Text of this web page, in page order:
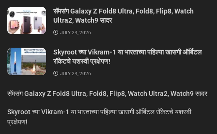
सॅमसंग Galaxy Z Fold8 Ultra, Fold8, Flip8, Watch
Ultra2, Watch9 सादर
JULY 24, 2026
Skyroot च्या Vikram-1 या भारताच्या पहिल्या खासगी ऑर्बिटल
रॉकेटचे यशस्वी प्रक्षेपण!
JULY 24, 2026
सॅमसंग Galaxy Z Fold8 Ultra, Fold8, Flip8, Watch Ultra2, Watch9 सादर
Skyroot च्या Vikram-1 या भारताच्या पहिल्या खासगी ऑर्बिटल रॉकेटचे यशस्वी
प्रक्षेपण!